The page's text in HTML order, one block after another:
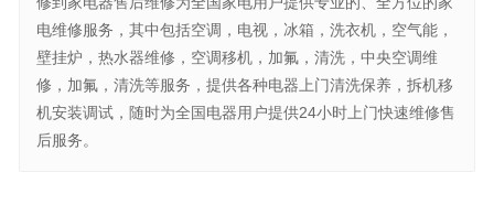
电维修服务，其中包括空调，电视，冰箱，洗衣机，空气能，
壁挂炉，热水器维修，空调移机，加氟，清洗，中央空调维
修，加氟，清洗等服务，提供各种电器上门清洗保养，拆机移
机安装调试，随时为全国电器用户提供24小时上门快速维修售
后服务。